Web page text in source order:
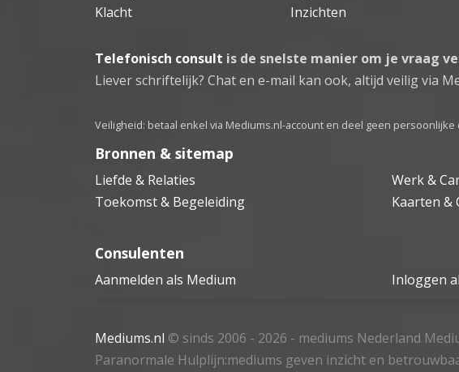
Klacht
Inzichten
Telefonisch consult is de snelste manier om je vraag
Liever schriftelijk? Chat en e-mail kan ook, altijd veilig via
Veiligheid: betaal enkel via Mediums.nl-account en deel geen persoonlijke
Bronnen & sitemap
Liefde & Relaties Werk &
Toekomst & Begeleiding
Kaarten &
Consulenten
Aanmelden als Medium Inloggen
Mediums.nl © sinds 2006 - 2026 - mediums Nederland
Paranormale Hulplijn:mediums geven inzicht en